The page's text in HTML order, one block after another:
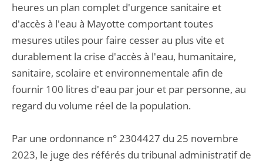
heures un plan complet d'urgence sanitaire et
d'accès à l'eau à Mayotte comportant toutes
mesures utiles pour faire cesser au plus vite et
durablement la crise d'accès à l'eau, humanitaire,
sanitaire, scolaire et environnementale afin de
fournir 100 litres d'eau par jour et par personne, au
regard du volume réel de la population.
Par une ordonnance n° 2304427 du 25 novembre
2023, le juge des référés du tribunal administratif de